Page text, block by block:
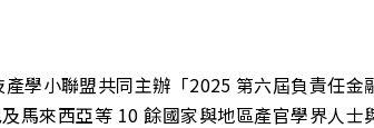
學小聯盟共同主辦「2025 第六屆負責任
馬來西亞等 10 餘國家與地區產官學界人